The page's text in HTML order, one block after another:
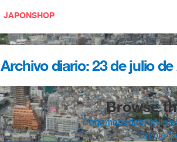
JAPONSHOP
Archivo diario:23 de julio de
Browse
Tragamonedas
Crypto